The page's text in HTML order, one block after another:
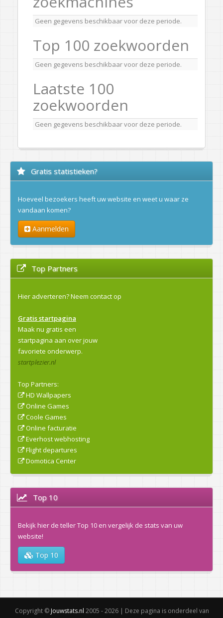
Geen gegevens beschikbaar voor deze periode.
Top 100 zoekwoorden
Geen gegevens beschikbaar voor deze periode.
Laatste 100
zoekwoorden
Geen gegevens beschikbaar voor deze periode.
Gratis statistieken?
Hoeveel bezoekers heeft uw website en weet u waar ze
vandaan komen?
Aanmelden
Top Partners
Hier adverteren?Neem contact op
Gratis startpagina
Maak nu gratis een
startpagina aan over jouw
favoriete onderwerp.
startplezier.nl
Top Partners:
HD Wallpapers
Online Games
Coole Games
Online facturatie
Everhost webhosting
Flight departures
Domotica Center
Top 10
Bekijk hier de teller Top 10 en vergelijk de stats van uw
website!
Top 10
Copyright © Jouwstats.nl 2005 - 2026 | Deze pagina is onderdeel van